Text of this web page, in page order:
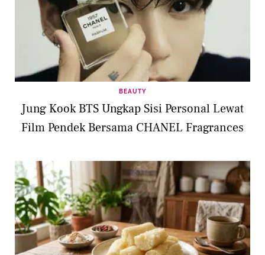
BEAUTY
Jung Kook BTS Ungkap Sisi Personal Lewat
Film Pendek Bersama CHANEL Fragrances